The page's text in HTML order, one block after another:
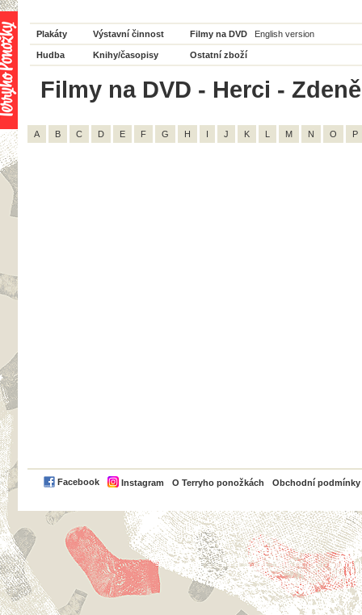
Plakáty Výstavní činnost Filmy na DVD English version
Hudba Knihy/časopisy Ostatní zboží
Filmy na DVD - Herci -
A B C D E F G H I J K L M N O P
Facebook Instagram O Terryho ponožkách Obchodní podmínky
PayPal